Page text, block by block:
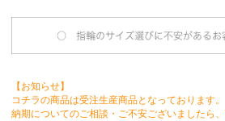
【お知らせ】
コチラの商品は受注生産商品となっております。
納期についてのご相談・ご不安ございましたら